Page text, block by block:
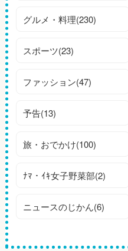
グルメ・料理(230)
スポーツ(23)
ファッション(47)
予告(13)
旅・おでかけ(100)
ﾅﾏ・ｲｷ女子野菜部(2)
ニュースのじかん(6)